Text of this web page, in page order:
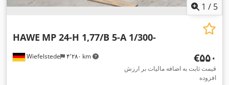
1 / 5
Wiefelstede ۴٬۲۸۰ km
HAWE MP 24-H 1,77/B 5-A 1/300-
‎€۵۵۰
قیمت ثابت به اضافه مالیات بر ارزش
افزوده